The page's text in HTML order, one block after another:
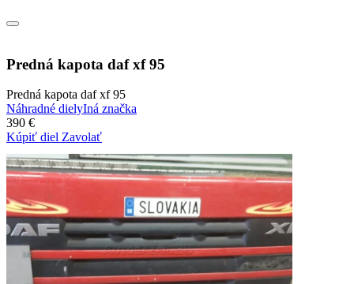
Predná kapota daf xf 95
Predná kapota daf xf 95
Náhradné dielyIná značka
390 €
Kúpiť diel Zavolať